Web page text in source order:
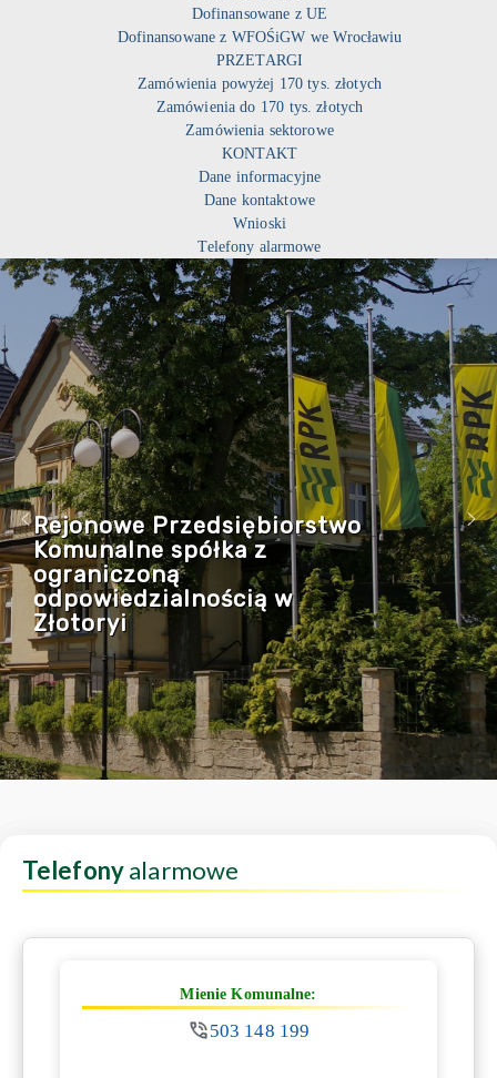
Dofinansowane z UE
Dofinansowane z WFOŚiGW we Wrocławiu
PRZETARGI
Zamówienia powyżej 170 tys. złotych
Zamówienia do 170 tys. złotych
Zamówienia sektorowe
KONTAKT
Dane informacyjne
Dane kontaktowe
Wnioski
Telefony alarmowe
Rejonowe Przedsiębiorstwo
Komunalne spółka z
ograniczoną
odpowiedzialnością w
Złotoryi
Telefonyalarmowe
Mienie Komunalne:
503 148 199